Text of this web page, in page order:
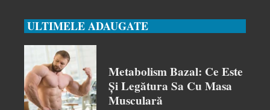
ULTIMELE ADAUGATE
Metabolism Bazal: Ce Este
Și Legătura Sa Cu Masa
Musculară